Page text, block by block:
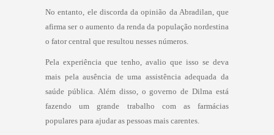
No entanto, ele discorda da opinião da Abradilan, que
afirma ser o aumento da renda da população nordestina
o fator central que resultou nesses números.
Pela experiência que tenho, avalio que isso se deva
mais pela ausência de uma assistência adequada da
saúde pública. Além disso, o governo de Dilma está
fazendo um grande trabalho com as farmácias
populares para ajudar as pessoas mais carentes.